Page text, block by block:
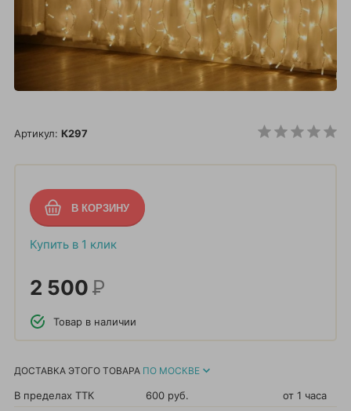
Артикул: К297
Купить в 1 клик
2 500Р
Товар в наличии
ДОСТАВКА ЭТОГО ТОВАРА ПО МОСКВЕ
В пределах ТТК 600 руб.
от 1 часа